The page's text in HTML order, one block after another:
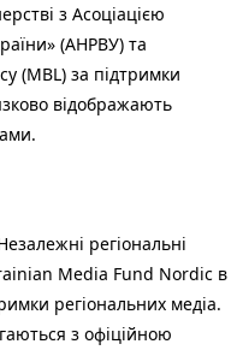
з Асоціацією
(АНРВУ) та
(MBL) за підтримки
відображають
регіональні
Media Fund Nordic в
регіональних медіа.
з офіційною